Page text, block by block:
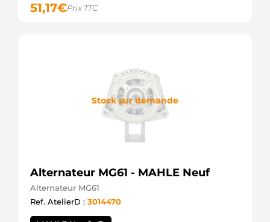
51,17€Prix TTC
Stock sur demande
Alternateur MG61 - MAHLE Neuf
Alternateur MG61
Ref. AtelierD : 3014470